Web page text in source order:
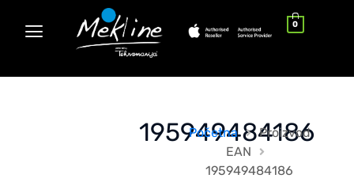
0
195949484186
Početna
Proizvod
EAN
195949484186